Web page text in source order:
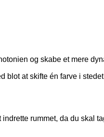
og skabe et mere
blot at skifte én farve i
rummet, da du skal